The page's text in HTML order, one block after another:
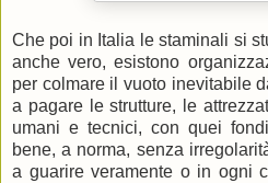
Che poi in Italia le staminali si
anche vero, esistono
per colmare il vuoto inevitabile
a pagare le strutture, le
umani e tecnici, con quei
bene, a norma, senza
a guarire veramente o in ogni